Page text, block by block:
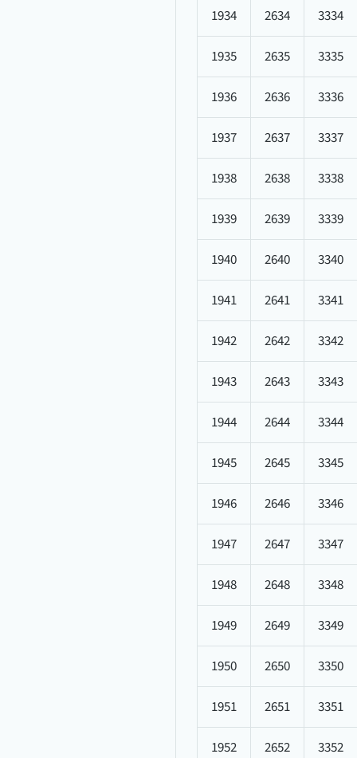
1934 2634 3334
1935 2635 3335
1936 2636 3336
1937 2637 3337
1938 2638 3338
1939 2639 3339
1940 2640 3340
1941 2641 3341
1942 2642 3342
1943 2643 3343
1944 2644 3344
1945 2645 3345
1946 2646 3346
1947 2647 3347
1948 2648 3348
1949 2649 3349
1950 2650 3350
1951 2651 3351
1952 2652 3352